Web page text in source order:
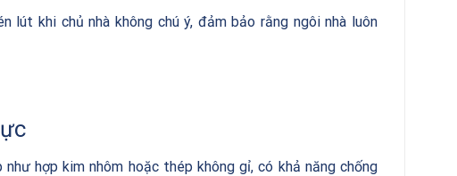
lút khi chủ nhà không chú ý, đảm bảo rằng ngôi nhà luôn
hợp kim nhôm hoặc thép không gỉ, có khả năng chống